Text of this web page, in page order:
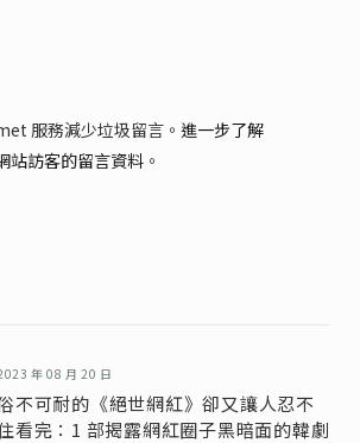
服務減少垃圾留言。 進一步了解
站訪客的留言資料 。
年 08 月 20 日
不可耐的《絕世網紅》卻又讓人忍不
看完：1 部揭露網紅圈子黑暗面的韓劇